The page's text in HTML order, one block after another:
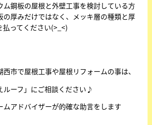
ム鋼板の屋根と外壁工事を検討している方
の厚みだけではなく、メッキ層の種類と厚
払ってください(>_<)
市で屋根工事や屋根リフォームの事は、
ルーフ」にご相談ください♪
ムアドバイザーが的確な助言をします